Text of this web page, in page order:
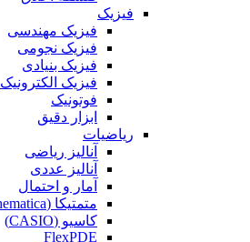
فیزیک
فیزیک مهندسی
فیزیک نجومی
فیزیک بنیادی
فیزیک الکترونیک
فوتونیک
ابزار دقیق
ریاضیات
آنالیز ریاضی
آنالیز عددی
آمار و احتمال
متمتیکا (Mathematica)
کاسیو (CASIO)
FlexPDE